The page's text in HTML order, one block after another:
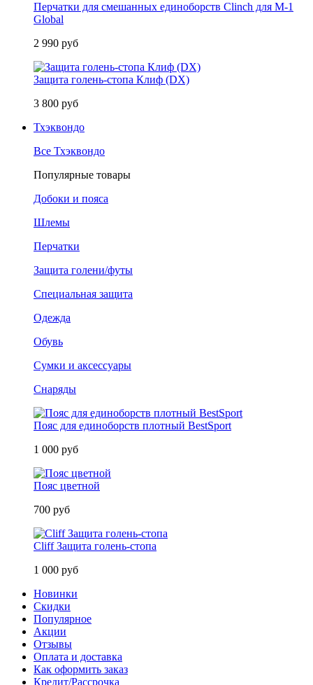
Перчатки для смешанных единоборств Clinch для M-1
Global
2 990 руб
Защита голень-стопа Клиф (DX)
3 800 руб
Тхэквондо
Все Тхэквондо
Популярные товары
Добоки и пояса
Шлемы
Перчатки
Защита голени/футы
Специальная защита
Одежда
Обувь
Сумки и аксессуары
Снаряды
Пояс для единоборств плотный BestSport
1 000 руб
Пояс цветной
700 руб
Cliff Защита голень-стопа
1 000 руб
Новинки
Скидки
Популярное
Акции
Отзывы
Оплата и доставка
Как оформить заказ
Кредит/Рассрочка